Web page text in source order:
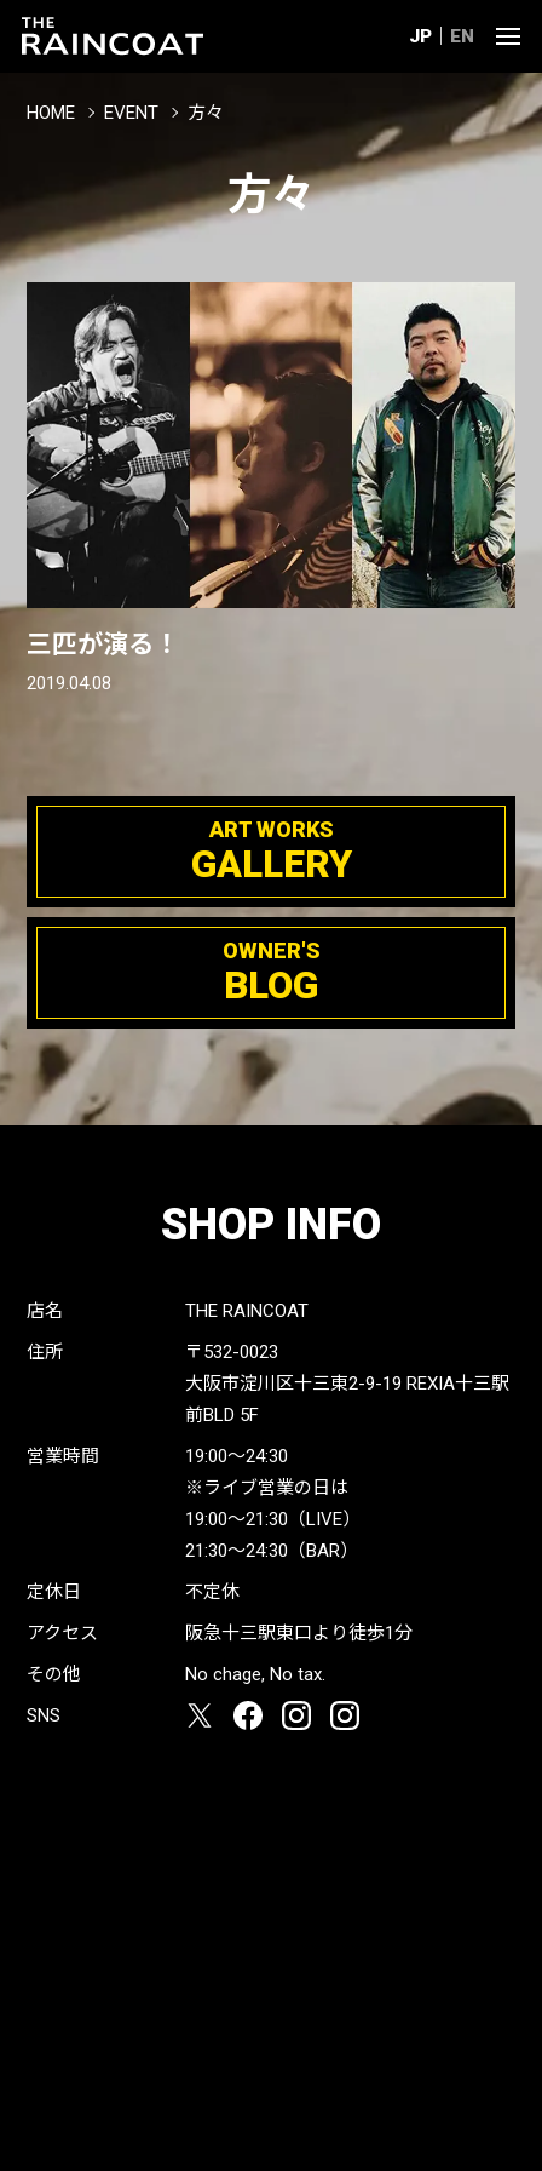
JP EN
HOME EVENT 方々
方々
三匹が演る！
2019.04.08
ART WORKS
GALLERY
OWNER'S
BLOG
SHOP INFO
店名
THE RAINCOAT
住所
〒532-0023
大阪市淀川区十三東2-9-19 REXIA十三駅
前BLD 5F
営業時間
19:00〜24:30
※ライブ営業の日は
19:00〜21:30（LIVE）
21:30〜24:30（BAR）
定休日
不定休
アクセス
阪急十三駅東口より徒歩1分
その他
No chage, No tax.
SNS